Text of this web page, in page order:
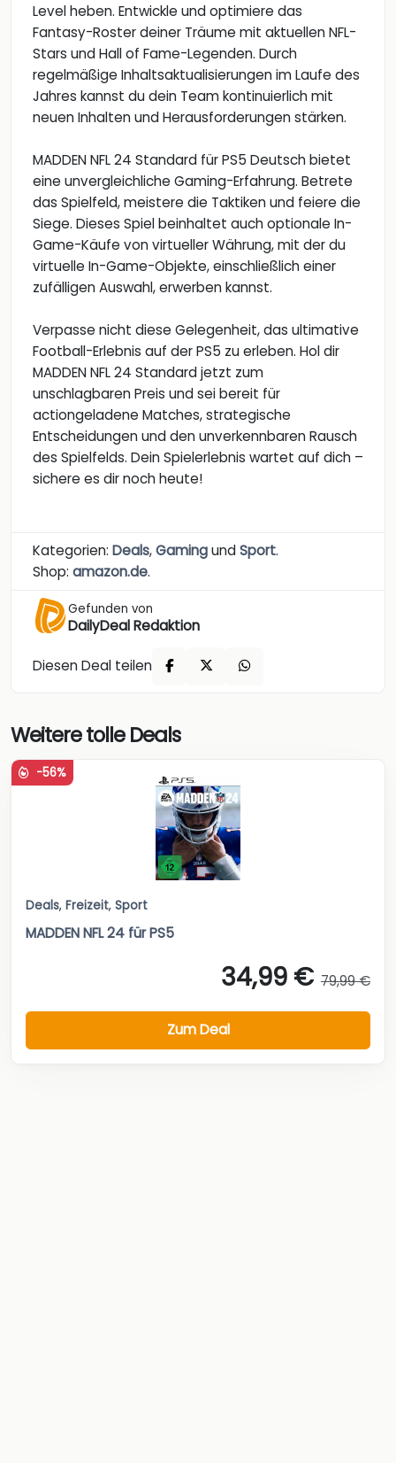
Level heben. Entwickle und optimiere das
Fantasy-Roster deiner Träume mit aktuellen NFL-
Stars und Hall of Fame-Legenden. Durch
regelmäßige Inhaltsaktualisierungen im Laufe des
Jahres kannst du dein Team kontinuierlich mit
neuen Inhalten und Herausforderungen stärken.
MADDEN NFL 24 Standard für PS5 Deutsch bietet
eine unvergleichliche Gaming-Erfahrung. Betrete
das Spielfeld, meistere die Taktiken und feiere die
Siege. Dieses Spiel beinhaltet auch optionale In-
Game-Käufe von virtueller Währung, mit der du
virtuelle In-Game-Objekte, einschließlich einer
zufälligen Auswahl, erwerben kannst.
Verpasse nicht diese Gelegenheit, das ultimative
Football-Erlebnis auf der PS5 zu erleben. Hol dir
MADDEN NFL 24 Standard jetzt zum
unschlagbaren Preis und sei bereit für
actiongeladene Matches, strategische
Entscheidungen und den unverkennbaren Rausch
des Spielfelds. Dein Spielerlebnis wartet auf dich –
sichere es dir noch heute!
Kategorien: Deals,GamingundSport.
Shop: amazon.de.
Gefunden von
DailyDeal Redaktion
Diesen Deal teilen
Weitere tolle Deals
-56%
Deals, Freizeit, Sport
MADDEN NFL 24 für PS5
34,99 € 79,99 €
Zum Deal